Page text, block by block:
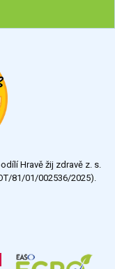
STOBu
STOBu ve
Všechny ankety
Hravě žij zdravě z. s.
81/01/002536/2025).